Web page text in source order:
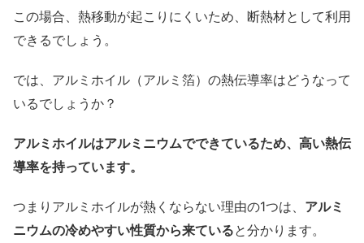
この場合、熱移動が起こりにくいため、断熱材として利用
できるでしょう。
では、アルミホイル（アルミ箔）の熱伝導率はどうなって
いるでしょうか？
アルミホイルはアルミニウムでできているため、高い熱伝
導率を持っています。
つまりアルミホイルが熱くならない理由の1つは、 アルミ
ニウムの冷めやすい性質から来ていると分かります。